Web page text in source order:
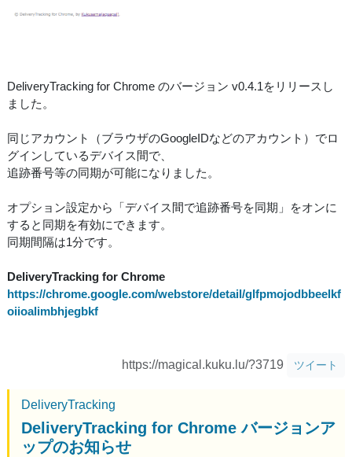
DeliveryTracking for Chrome のバージョン v0.4.1をリリースし
ました。
同じアカウント（ブラウザのGoogleIDなどのアカウント）でロ
グインしているデバイス間で、
追跡番号等の同期が可能になりました。
オプション設定から「デバイス間で追跡番号を同期」をオンに
すると同期を有効にできます。
同期間隔は1分です。
DeliveryTracking for Chrome
https://chrome.google.com/webstore/detail/glfpmojodbbeelkf
oiioalimbhjegbkf
https://magical.kuku.lu/?3719 ツイート
DeliveryTracking
DeliveryTracking for Chrome バージョンア
ップのお知らせ